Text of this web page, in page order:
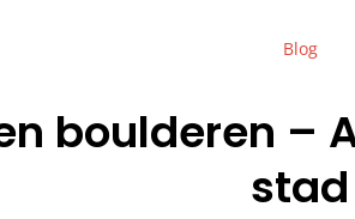
Blog
boulderen –
stad